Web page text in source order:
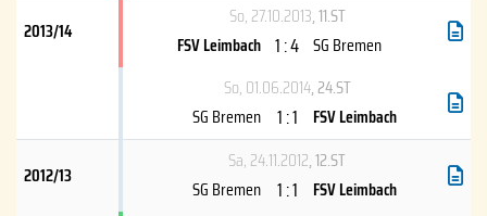
2013/14
So, 27.10.2013, 11.ST
FSV Leimbach 1 : 4 SG Bremen
So, 01.06.2014, 24.ST
SG Bremen
1 : 1 FSV Leimbach
2012/13
Sa, 24.11.2012, 12.ST
SG Bremen
1 : 1
FSV Leimbach